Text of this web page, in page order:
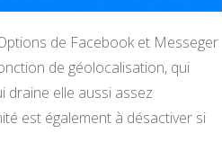
de Facebook et Messeger
de géolocalisation, qui
draine elle aussi assez
est également à désactiver si